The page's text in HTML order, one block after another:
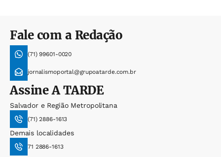
Fale com a Redação
(71) 99601-0020
jornalismoportal@grupoatarde.com.br
AssineA TARDE
Salvador e Região Metropolitana
(71) 2886-1613
Demais localidades
71 2886-1613